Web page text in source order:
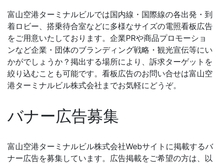
富山空港ターミナルビルでは国内線・国際線の各出発・到
着ロビー、搭乗待合室などに多様なサイズの電照看板広告
をご用意いたしております。企業PRや商品プロモーショ
ンなど企業・団体のブランディング戦略・観光宣伝等にい
かがでしょうか？掲出する場所により、訴求ターゲットを
絞り込むことも可能です。看板広告のお問い合せは富山空
港ターミナルビル株式会社までお気軽にどうぞ。
バナー広告募集
富山空港ターミナルビル株式会社Webサイトに掲載するバ
ナー広告を募集しています。広告掲載をご希望の方は、以